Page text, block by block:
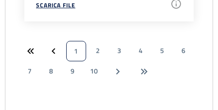
SCARICA FILE
1 2 3 4 5
6
7
8 9 10